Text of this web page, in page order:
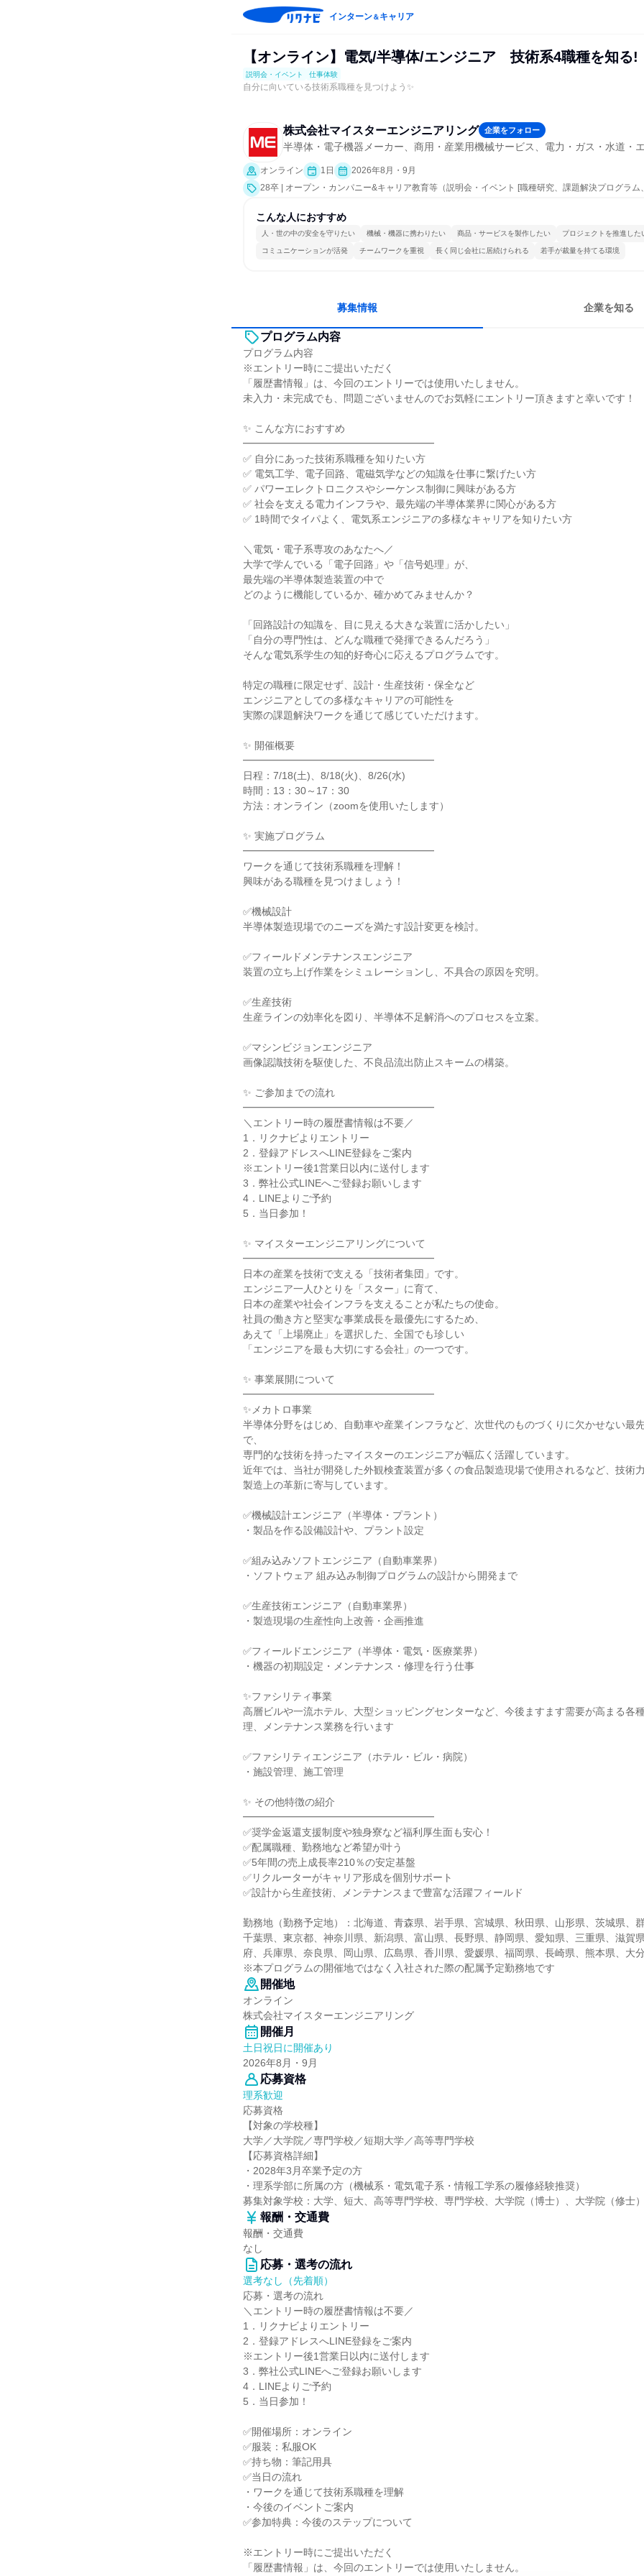
インターン＆キャリア
【オンライン】電気/半導体/エンジニア 技術系4職種を知る!
説明会・イベント 仕事体験
自分に向いている技術系職種を見つけよう✨
株式会社マイスターエンジニアリング 企業をフォロー
半導体・電子機器メーカー、商用・産業用機械サービス、電力・ガス・水道・
オンライン 1日
2026年8月・9月
28卒 | オープン・カンパニー&キャリア教育等（説明会・イベント [職種研究、課題解決プログラム
こんな人におすすめ
人・世の中の安全を守りたい 機械・機器に携わりたい 商品・サービスを製作したい プロジェクトを推進した
コミュニケーションが活発 チームワークを重視 長く同じ会社に居続けられる 若手が裁量を持てる環境
募集情報 企業を知る
プログラム内容
プログラム内容
※エントリー時にご提出いただく
「履歴書情報」は、今回のエントリーでは使用いたしません。
未入力・未完成でも、問題ございませんのでお気軽にエントリー頂きますと幸いです！
✨ こんな方におすすめ
━━━━━━━━━━━━━━━━━━━
✅ 自分にあった技術系職種を知りたい方
✅ 電気工学、電子回路、電磁気学などの知識を仕事に繋げたい方
✅ パワーエレクトロニクスやシーケンス制御に興味がある方
✅ 社会を支える電力インフラや、最先端の半導体業界に関心がある方
✅ 1時間でタイパよく、電気系エンジニアの多様なキャリアを知りたい方
＼電気・電子系専攻のあなたへ／
大学で学んでいる「電子回路」や「信号処理」が、
最先端の半導体製造装置の中で
どのように機能しているか、確かめてみませんか？
「回路設計の知識を、目に見える大きな装置に活かしたい」
「自分の専門性は、どんな職種で発揮できるんだろう」
そんな電気系学生の知的好奇心に応えるプログラムです。
特定の職種に限定せず、設計・生産技術・保全など
エンジニアとしての多様なキャリアの可能性を
実際の課題解決ワークを通じて感じていただけます。
✨ 開催概要
━━━━━━━━━━━━━━━━━━━
日程：7/18(土)、8/18(火)、8/26(水)
時間：13：30～17：30
方法：オンライン（zoomを使用いたします）
✨ 実施プログラム
━━━━━━━━━━━━━━━━━━━
ワークを通じて技術系職種を理解！
興味がある職種を見つけましょう！
✅機械設計
半導体製造現場でのニーズを満たす設計変更を検討。
✅フィールドメンテナンスエンジニア
装置の立ち上げ作業をシミュレーションし、不具合の原因を究明。
✅生産技術
生産ラインの効率化を図り、半導体不足解消へのプロセスを立案。
✅マシンビジョンエンジニア
画像認識技術を駆使した、不良品流出防止スキームの構築。
✨ ご参加までの流れ
━━━━━━━━━━━━━━━━━━━
＼エントリー時の履歴書情報は不要／
1．リクナビよりエントリー
2．登録アドレスへLINE登録をご案内
※エントリー後1営業日以内に送付します
3．弊社公式LINEへご登録お願いします
4．LINEよりご予約
5．当日参加！
✨ マイスターエンジニアリングについて
━━━━━━━━━━━━━━━━━━━
日本の産業を技術で支える「技術者集団」です。
エンジニア一人ひとりを「スター」に育て、
日本の産業や社会インフラを支えることが私たちの使命。
社員の働き方と堅実な事業成長を最優先にするため、
あえて「上場廃止」を選択した、全国でも珍しい
「エンジニアを最も大切にする会社」の一つです。
✨ 事業展開について
━━━━━━━━━━━━━━━━━━━
✨メカトロ事業
半導体分野をはじめ、自動車や産業インフラなど、次世代のものづくりに欠かせない最
で、
専門的な技術を持ったマイスターのエンジニアが幅広く活躍しています。
近年では、当社が開発した外観検査装置が多くの食品製造現場で使用されるなど、技術
製造上の革新に寄与しています。
✅機械設計エンジニア（半導体・プラント）
・製品を作る設備設計や、プラント設定
✅組み込みソフトエンジニア（自動車業界）
・ソフトウェア 組み込み制御プログラムの設計から開発まで
✅生産技術エンジニア（自動車業界）
・製造現場の生産性向上改善・企画推進
✅フィールドエンジニア（半導体・電気・医療業界）
・機器の初期設定・メンテナンス・修理を行う仕事
✨ファシリティ事業
高層ビルや一流ホテル、大型ショッピングセンターなど、今後ますます需要が高まる各
理、メンテナンス業務を行います
✅ファシリティエンジニア（ホテル・ビル・病院）
・施設管理、施工管理
✨ その他特徴の紹介
━━━━━━━━━━━━━━━━━━━
✅奨学金返還支援制度や独身寮など福利厚生面も安心！
✅配属職種、勤務地など希望が叶う
✅5年間の売上成長率210％の安定基盤
✅リクルーターがキャリア形成を個別サポート
✅設計から生産技術、メンテナンスまで豊富な活躍フィールド
勤務地（勤務予定地）：北海道、青森県、岩手県、宮城県、秋田県、山形県、茨城県、群
千葉県、東京都、神奈川県、新潟県、富山県、長野県、静岡県、愛知県、三重県、滋賀
府、兵庫県、奈良県、岡山県、広島県、香川県、愛媛県、福岡県、長崎県、熊本県、大
※本プログラムの開催地ではなく入社された際の配属予定勤務地です
開催地
オンライン
株式会社マイスターエンジニアリング
開催月
土日祝日に開催あり
2026年8月・9月
応募資格
理系歓迎
応募資格
【対象の学校種】
大学／大学院／専門学校／短期大学／高等専門学校
【応募資格詳細】
・2028年3月卒業予定の方
・理系学部に所属の方（機械系・電気電子系・情報工学系の履修経験推奨）
募集対象学校：大学、短大、高等専門学校、専門学校、大学院（博士）、大学院（修士）
報酬・交通費
報酬・交通費
なし
応募・選考の流れ
選考なし（先着順）
応募・選考の流れ
＼エントリー時の履歴書情報は不要／
1．リクナビよりエントリー
2．登録アドレスへLINE登録をご案内
※エントリー後1営業日以内に送付します
3．弊社公式LINEへご登録お願いします
4．LINEよりご予約
5．当日参加！
✅開催場所：オンライン
✅服装：私服OK
✅持ち物：筆記用具
✅当日の流れ
・ワークを通じて技術系職種を理解
・今後のイベントご案内
✅参加特典：今後のステップについて
※エントリー時にご提出いただく
「履歴書情報」は、今回のエントリーでは使用いたしません。